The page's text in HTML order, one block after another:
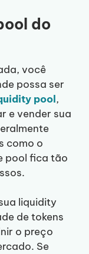
do
você
possa ser
pool,
e vender sua
como o
pool fica tão
liquidity
de tokens
o preço
Se